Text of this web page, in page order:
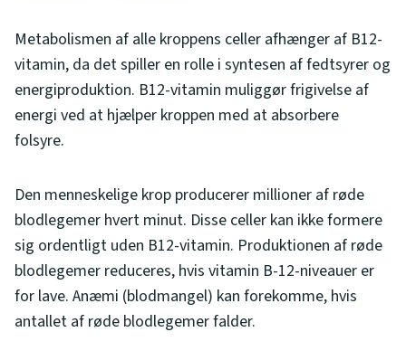
Metabolismen af alle kroppens celler afhænger af B12-
vitamin, da det spiller en rolle i syntesen af fedtsyrer og
energiproduktion. B12-vitamin muliggør frigivelse af
energi ved at hjælper kroppen med at absorbere
folsyre.
Den menneskelige krop producerer millioner af røde
blodlegemer hvert minut. Disse celler kan ikke formere
sig ordentligt uden B12-vitamin. Produktionen af røde
blodlegemer reduceres, hvis vitamin B-12-niveauer er
for lave. Anæmi (blodmangel) kan forekomme, hvis
antallet af røde blodlegemer falder.